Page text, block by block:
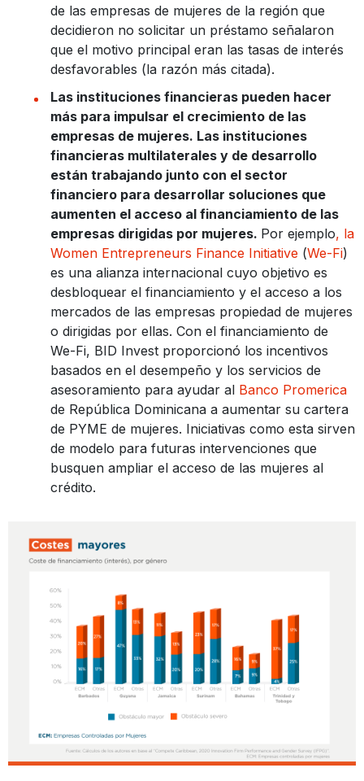
de las empresas de mujeres de la región que
decidieron no solicitar un préstamo señalaron
que el motivo principal eran las tasas de interés
desfavorables (la razón más citada).
Las instituciones financieras pueden hacer
más para impulsar el crecimiento de las
empresas de mujeres. Las instituciones
financieras multilaterales y de desarrollo
están trabajando junto con el sector
financiero para desarrollar soluciones que
aumenten el acceso al financiamiento de las
empresas dirigidas por mujeres. Por ejemplo, la
Women Entrepreneurs Finance Initiative (We-Fi)
es una alianza internacional cuyo objetivo es
desbloquear el financiamiento y el acceso a los
mercados de las empresas propiedad de mujeres
o dirigidas por ellas. Con el financiamiento de
We-Fi, BID Invest proporcionó los incentivos
basados en el desempeño y los servicios de
asesoramiento para ayudar al Banco Promerica
de República Dominicana a aumentar su cartera
de PYME de mujeres. Iniciativas como esta sirven
de modelo para futuras intervenciones que
busquen ampliar el acceso de las mujeres al
crédito.